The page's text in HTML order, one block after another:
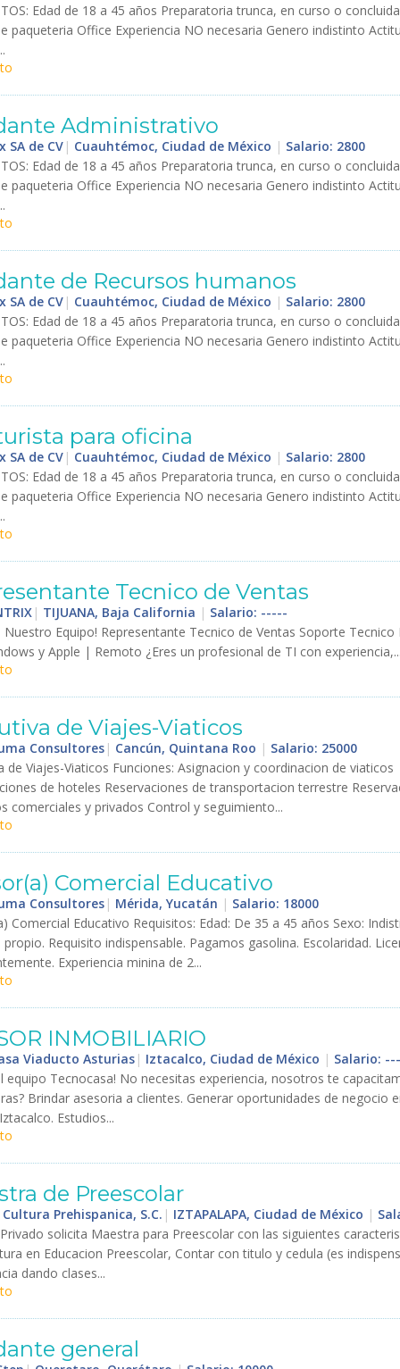
: Edad de 18 a 45 años Preparatoria trunca, en curso o concluida
paqueteria Office Experiencia NO necesaria Genero indistinto
Administrativo
SA de CV| Cuauhtémoc, Ciudad de México | Salario: 2800
: Edad de 18 a 45 años Preparatoria trunca, en curso o concluida
paqueteria Office Experiencia NO necesaria Genero indistinto
de Recursos humanos
SA de CV| Cuauhtémoc, Ciudad de México | Salario: 2800
: Edad de 18 a 45 años Preparatoria trunca, en curso o concluida
paqueteria Office Experiencia NO necesaria Genero indistinto
para oficina
SA de CV| Cuauhtémoc, Ciudad de México | Salario: 2800
: Edad de 18 a 45 años Preparatoria trunca, en curso o concluida
paqueteria Office Experiencia NO necesaria Genero indistinto
Tecnico de Ventas
| TIJUANA, Baja California | Salario: -----
Nuestro Equipo! Representante Tecnico de Ventas Soporte Tecnico
y Apple | Remoto ¿Eres un profesional de TI con experiencia
de Viajes-Viaticos
Consultores| Cancún, Quintana Roo | Salario: 25000
de Viajes-Viaticos Funciones: Asignacion y coordinacion de viaticos
de hoteles Reservaciones de transportacion terrestre
comerciales y privados Control y seguimiento...
(a) Comercial Educativo
Consultores| Mérida, Yucatán | Salario: 18000
) Comercial Educativo Requisitos: Edad: De 35 a 45 años Sexo:
propio. Requisito indispensable. Pagamos gasolina. Escolaridad.
. Experiencia minina de 2...
INMOBILIARIO
Viaducto Asturias| Iztacalco, Ciudad de México | Salario:
equipo Tecnocasa! No necesitas experiencia, nosotros te
? Brindar asesoria a clientes. Generar oportunidades de negocio
. Estudios...
de Preescolar
Prehispanica, S.C. | IZTAPALAPA, Ciudad de México |
Privado solicita Maestra para Preescolar con las siguientes
en Educacion Preescolar, Contar con titulo y cedula (es
dando clases...
general